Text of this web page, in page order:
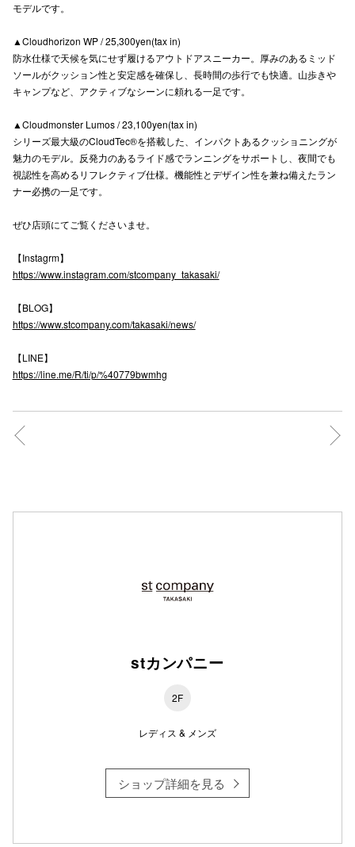
モデルです。
▲Cloudhorizon WP / 25,300yen(tax in)
防水仕様で天候を気にせず履けるアウトドアスニーカー。厚みのあるミッド
ソールがクッション性と安定感を確保し、長時間の歩行でも快適。山歩きや
キャンプなど、アクティブなシーンに頼れる一足です。
▲Cloudmonster Lumos / 23,100yen(tax in)
シリーズ最大級のCloudTec®を搭載した、インパクトあるクッショニングが
魅力のモデル。反発力のあるライド感でランニングをサポートし、夜間でも
視認性を高めるリフレクティブ仕様。機能性とデザイン性を兼ね備えたラン
ナー必携の一足です。
ぜひ店頭にてご覧くださいませ。
【Instagrm】
https://www.instagram.com/stcompany_takasaki/
【BLOG】
https://www.stcompany.com/takasaki/news/
【LINE】
https://line.me/R/ti/p/%40779bwmhg
stカンパニー
2F
レディス & メンズ
ショップ詳細を見る
横浜ビ
仙台フォ